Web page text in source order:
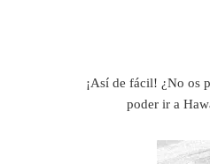
¡Así de fácil! ¿No os
poder ir a